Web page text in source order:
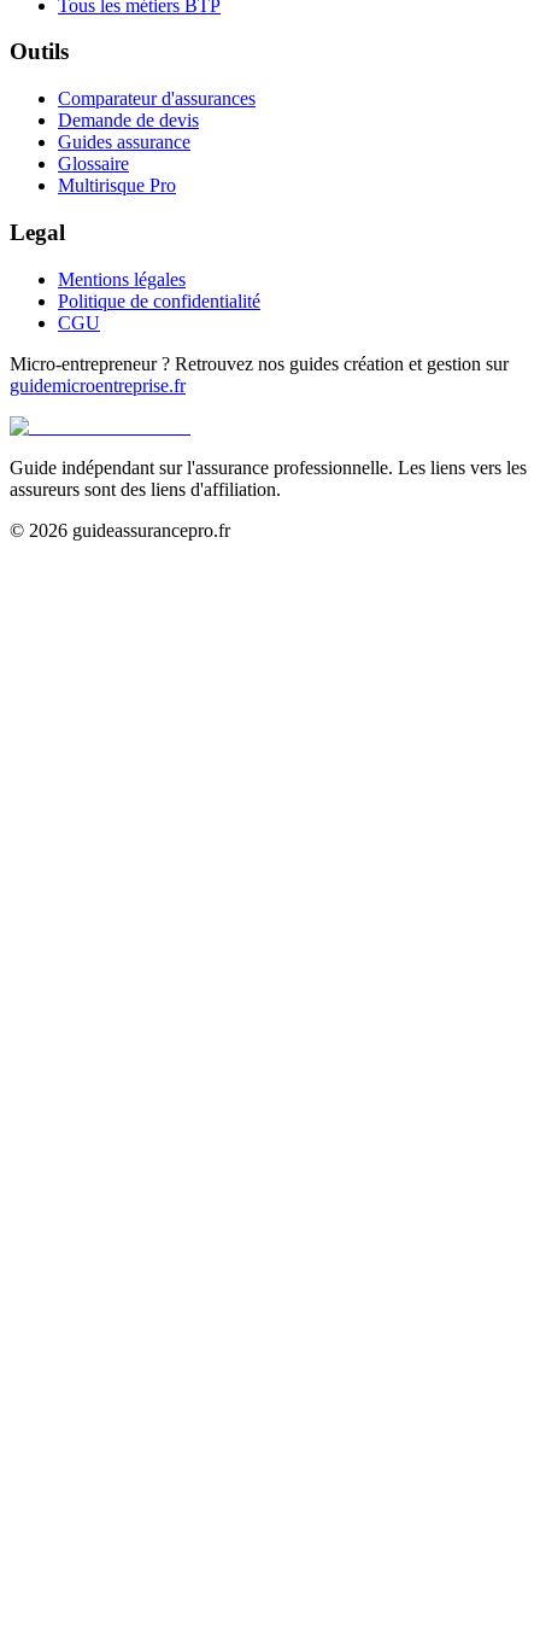
Tous les métiers BTP
Outils
Comparateur d'assurances
Demande de devis
Guides assurance
Glossaire
Multirisque Pro
Legal
Mentions légales
Politique de confidentialité
CGU
Micro-entrepreneur ? Retrouvez nos guides création et gestion sur
guidemicroentreprise.fr
Guide indépendant sur l'assurance professionnelle. Les liens vers les
assureurs sont des liens d'affiliation.
© 2026 guideassurancepro.fr